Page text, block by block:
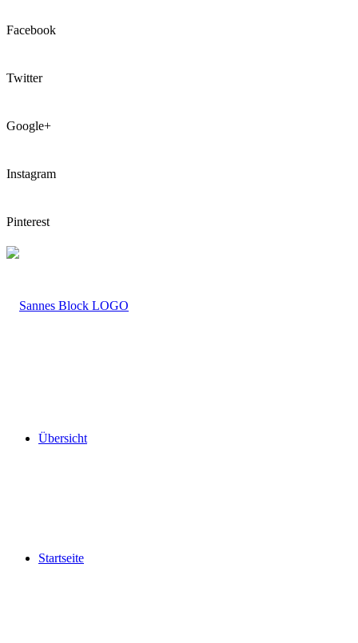
Facebook
Twitter
Google+
Instagram
Pinterest
LOGO
Übersicht
Startseite